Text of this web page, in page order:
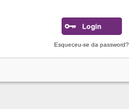
Esqueceu-se da password?